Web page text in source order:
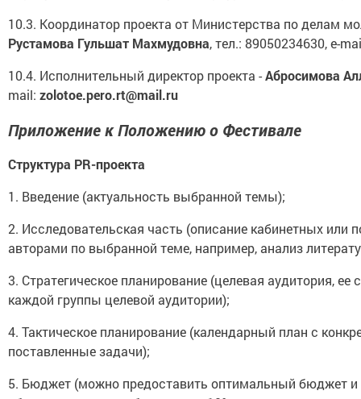
10.3. Координатор проекта от Министерства по делам
Рустамова Гульшат Махмудовна, тел.: 89050234630, e-
10.4. Исполнительный директор проекта -Абросимова
mail: zolotoe.pero.rt@mail.ru
Приложение к Положению о Фестивале
Структура PR-проекта
1. Введение (актуальность выбранной темы);
2. Исследовательская часть (описание кабинетных или
авторами по выбранной теме, например, анализ
3. Стратегическое планирование (целевая аудитория,
каждой группы целевой аудитории);
4. Тактическое планирование (календарный план с
поставленные задачи);
5. Бюджет (можно предоставить оптимальный бюджет